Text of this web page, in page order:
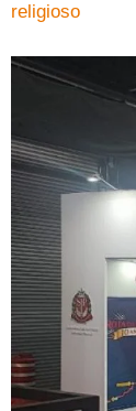
religioso